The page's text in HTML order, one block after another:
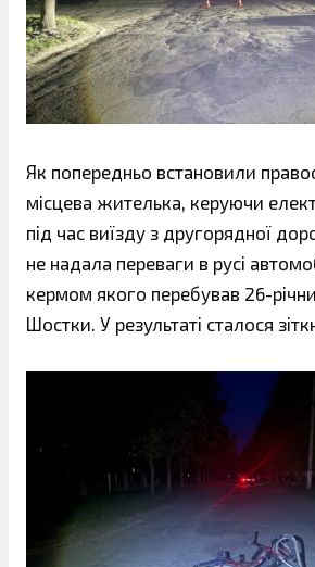
Як попередньо встановили
місцева жителька, керуючи
під час виїзду з другорядної
не надала переваги в русі
кермом якого перебував 26-
Шостки. У результаті сталося